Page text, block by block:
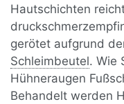
Hautschichten
gerötet aufgrund
Schleimbeutel. Wie
Hühneraugen
Behandelt werden